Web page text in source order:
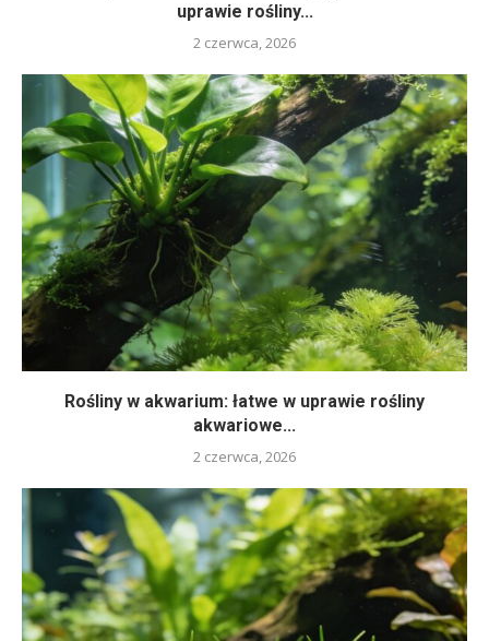
uprawie rośliny...
2 czerwca, 2026
Rośliny w akwarium: łatwe w uprawie rośliny
akwariowe...
2 czerwca, 2026